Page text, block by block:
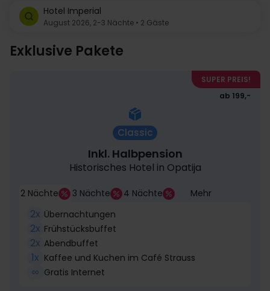
Hotel Imperial
August 2026, 2-3 Nächte • 2 Gäste
Exklusive Pakete
SUPER PREIS!
ab 199,-
Classic
Inkl. Halbpension
Historisches Hotel in Opatija
2 Nächte 3 Nächte 4 Nächte Mehr
2x Übernachtungen
2x Frühstücksbuffet
2x Abendbuffet
1x Kaffee und Kuchen im Café Strauss
∞ Gratis Internet